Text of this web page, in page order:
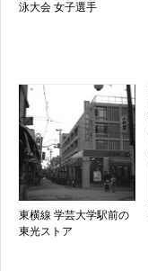
泳大会 女子選手
東横線 学芸大学駅前の
東光ストア